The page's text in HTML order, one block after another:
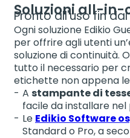
Soluzioni all-in-
Pronto all'uso fin
Ogni soluzione Edikio
per offrire agli utenti
soluzione di continuità.
tutto il necessario per
etichette non appena
A stampante di
facile da installare
Le Edikio Software
Standard o Pro, a